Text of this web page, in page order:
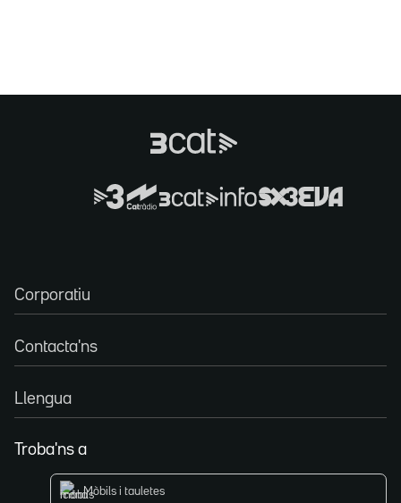
Corporatiu
Contacta'ns
Llengua
Troba'ns a
Mòbils i tauletes